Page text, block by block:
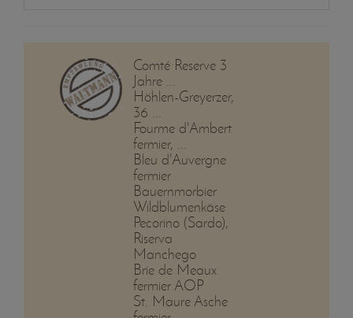
Comté Reserve 3
Jahre ...
Höhlen-Greyerzer,
36 ...
Fourme d'Ambert
fermier, ...
Bleu d'Auvergne
fermier
Bauernmorbier
Wildblumenkäse
Pecorino (Sardo),
Riserva
Manchego
Brie de Meaux
fermier AOP
St. Maure Asche